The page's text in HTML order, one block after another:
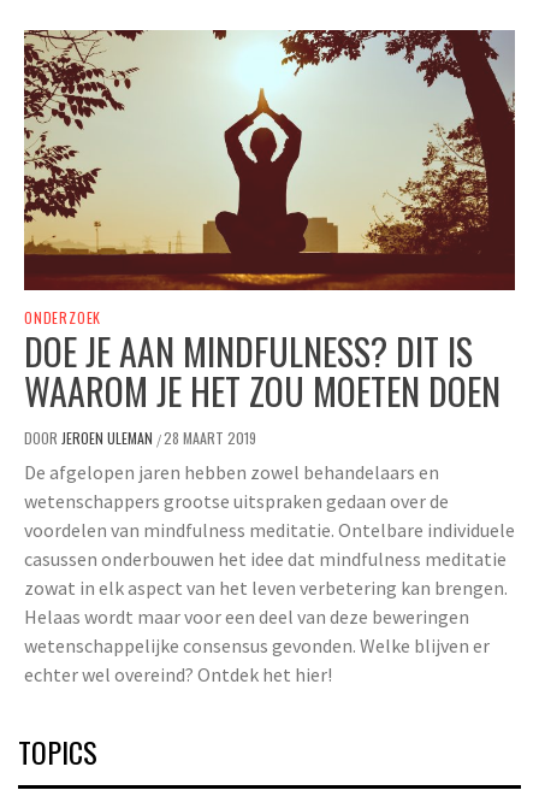
ONDERZOEK
DOE JE AAN MINDFULNESS? DIT IS
WAAROM JE HET ZOU MOETEN DOEN
DOOR JEROEN ULEMAN /28 MAART 2019
De afgelopen jaren hebben zowel behandelaars en
wetenschappers grootse uitspraken gedaan over de
voordelen van mindfulness meditatie. Ontelbare individuele
casussen onderbouwen het idee dat mindfulness meditatie
zowat in elk aspect van het leven verbetering kan brengen.
Helaas wordt maar voor een deel van deze beweringen
wetenschappelijke consensus gevonden. Welke blijven er
echter wel overeind? Ontdek het hier!
TOPICS